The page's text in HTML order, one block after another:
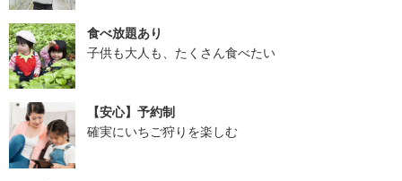
食べ放題あり
子供も大人も、たくさん食べたい
【安心】予約制
確実にいちご狩りを楽しむ